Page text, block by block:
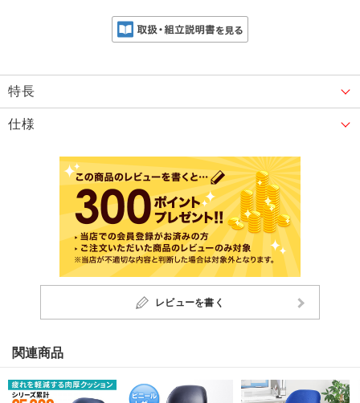
特長
仕様
レビューを書く
関連商品